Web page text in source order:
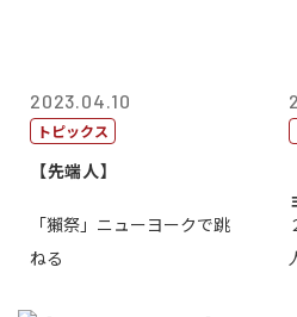
2023.04.10
トピックス
【先端人】
「獺祭」ニューヨークで跳
ねる